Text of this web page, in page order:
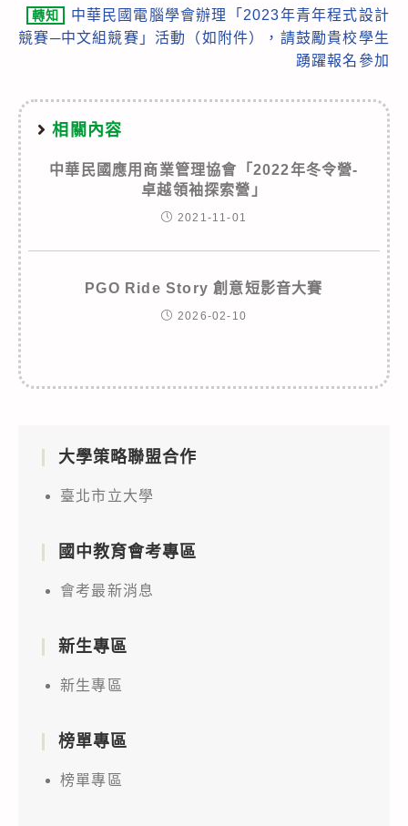
轉知
中華民國電腦學會辦理「2023年青年程式設計
競賽─中文組競賽」活動（如附件），請鼓勵貴校學生
踴躍報名參加
相關內容
中華民國應用商業管理協會「2022年冬令營-
卓越領袖探索營」
2021-11-01
PGO Ride Story 創意短影音大賽
2026-02-10
大學策略聯盟合作
臺北市立大學
國中教育會考專區
會考最新消息
新生專區
新生專區
榜單專區
榜單專區